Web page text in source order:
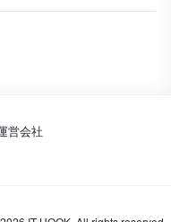
営会社